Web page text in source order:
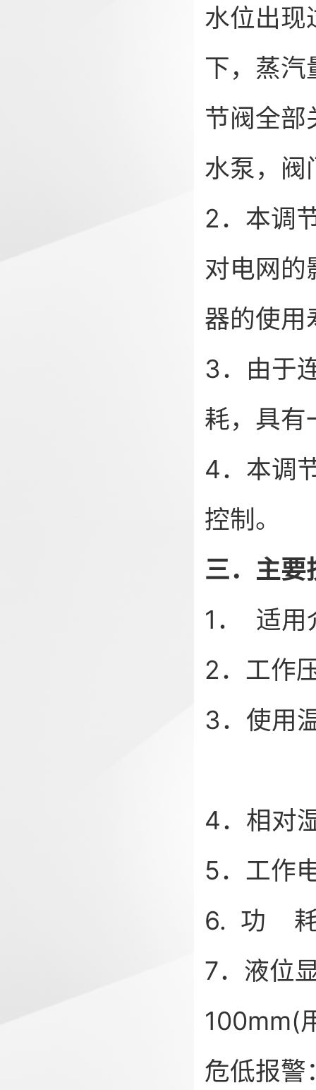
水位出现
下，蒸汽
节阀全部
水泵，阀
2．本调
对电网的
器的使用
3．由于
耗，具有
4．本调
控制。
三．主要
1． 适用
2．工作
3．使
4．相对
5．工作
6. 功 耗
7．液位
100mm(
危低报